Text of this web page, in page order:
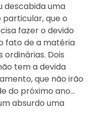
descabida uma
particular, que o
fazer o devido
fato de a matéria
ordinárias. Dois
tem a devida
que não irão
do próximo ano…
absurdo uma